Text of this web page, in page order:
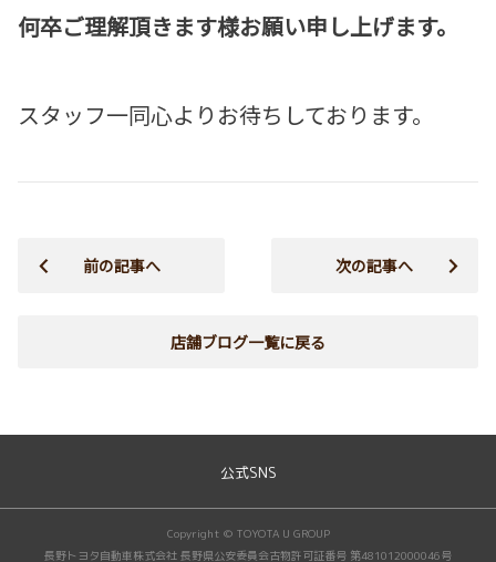
何卒ご理解頂きます様お願い申し上げます。
スタッフ一同心よりお待ちしております。
前の記事へ
店舗ブログ一覧に戻る
次の記事へ
公式SNS
Copyright © TOYOTA U GROUP
長野トヨタ自動車株式会社 長野県公安委員会古物許可証番号 第481012000046号